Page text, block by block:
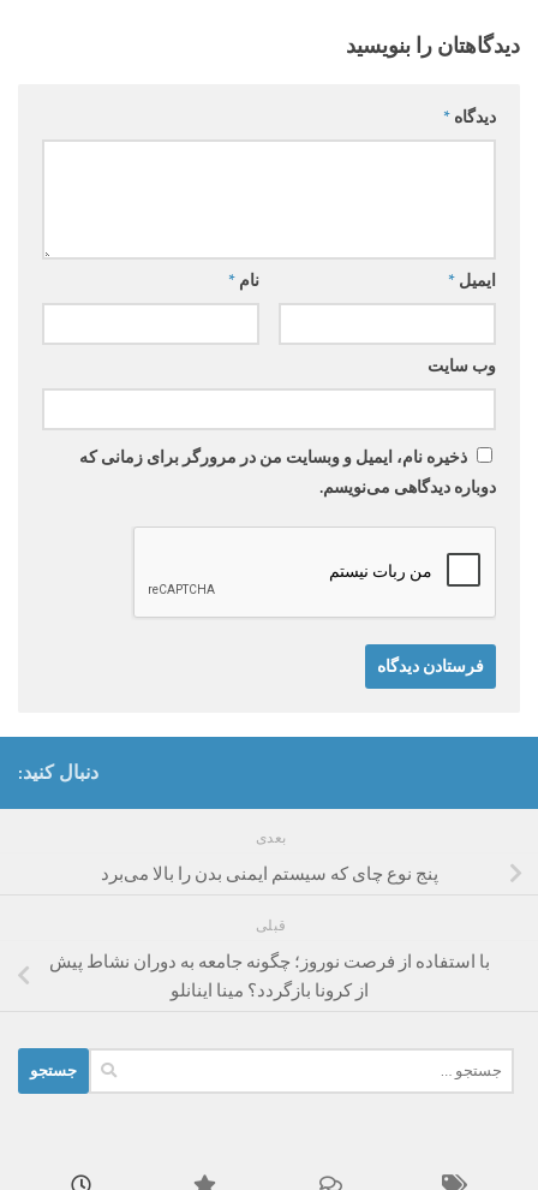
دیدگاهتان را بنویسید
دیدگاه *
نام * ایمیل *
وب‌ سایت
ذخیره نام، ایمیل و وبسایت من در مرورگر برای زمانی که
دوباره دیدگاهی می‌نویسم.
دنبال کنید:
بعدی
پنج نوع چای که سیستم ایمنی بدن را بالا می‌برد
قبلی
با استفاده از فرصت نوروز؛ چگونه جامعه به دوران نشاط پیش
از کرونا بازگردد؟ مینا اینانلو
برای: